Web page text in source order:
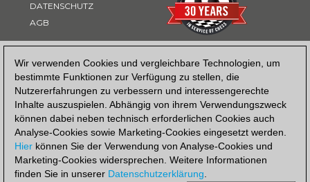
Wir verwenden Cookies und vergleichbare Technologien, um
bestimmte Funktionen zur Verfügung zu stellen, die
Nutzererfahrungen zu verbessern und interessengerechte
Inhalte auszuspielen. Abhängig von ihrem Verwendungszweck
können dabei neben technisch erforderlichen Cookies auch
Analyse-Cookies sowie Marketing-Cookies eingesetzt werden.
Hier können Sie der Verwendung von Analyse-Cookies und
Marketing-Cookies widersprechen. Weitere Informationen
finden Sie in unserer Datenschutzerklärung.
DATENSCHUTZ
AGB
ZAHLUNGSART